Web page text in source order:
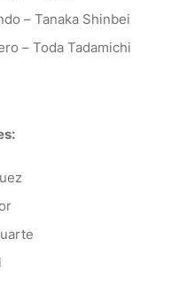
– Tanaka Shinbei
– Toda Tadamichi